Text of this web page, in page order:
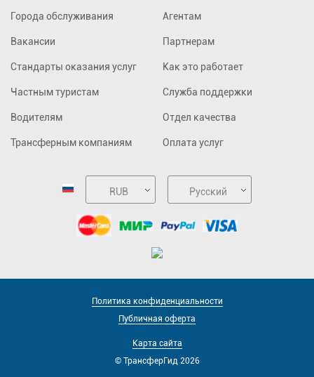
Города обслуживания
Вакансии
Стандарты оказания услуг
Частным туристам
Водителям
Трансферным компаниям
Агентам
Партнерам
Как это работает
Служба поддержки
Отдел качества
Оплата услуг
RUB Русский
Политика конфиденциальности
Публичная оферта
Карта сайта
© ТрансферГид 2026